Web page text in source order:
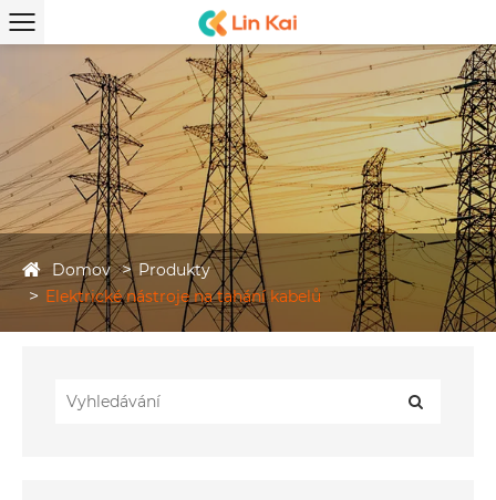
Domov
Produkty
Elektrické nástroje na tahání kabelů